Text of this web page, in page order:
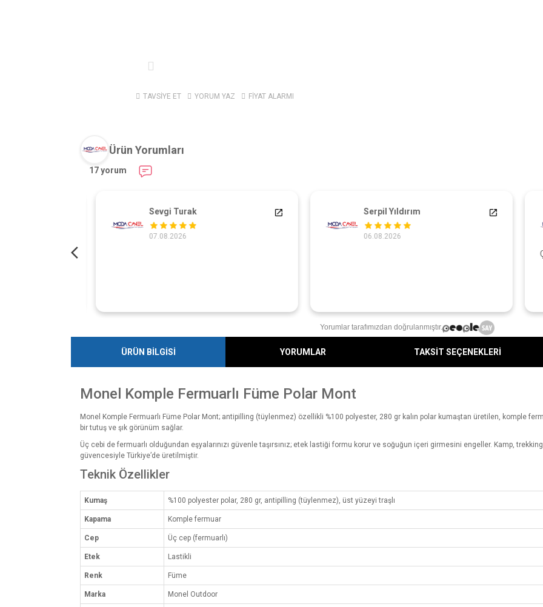
TAVSİYE ET YORUM YAZ FİYAT ALARMI
Ürün Yorumları
17 yorum
Sevgi Turak
07.08.2026
Serpil Yıldırım
06.08.2026
Yorumlar tarafımızdan doğrulanmıştır.
ÜRÜN BİLGİSİ YORUMLAR TAKSİT SEÇENEKLERİ
Monel Komple Fermuarlı Füme Polar Mont
Monel Komple Fermuarlı Füme Polar Mont; antipilling (tüylenmez) özellikli %100 polyester, 280 gr kalın polar kumaştan üretilen, komple
bir tutuş ve şık görünüm sağlar.
Üç cebi de fermuarlı olduğundan eşyalarınızı güvenle taşırsınız; etek lastiği formu korur ve soğuğun içeri girmesini engeller. Kamp,
güvencesiyle Türkiye’de üretilmiştir.
Teknik Özellikler
Kumaş %100 polyester polar, 280 gr, antipilling (tüylenmez), üst yüzeyi traşlı
Kapama Komple fermuar
Cep Üç cep (fermuarlı)
Etek Lastikli
Renk Füme
Marka Monel Outdoor